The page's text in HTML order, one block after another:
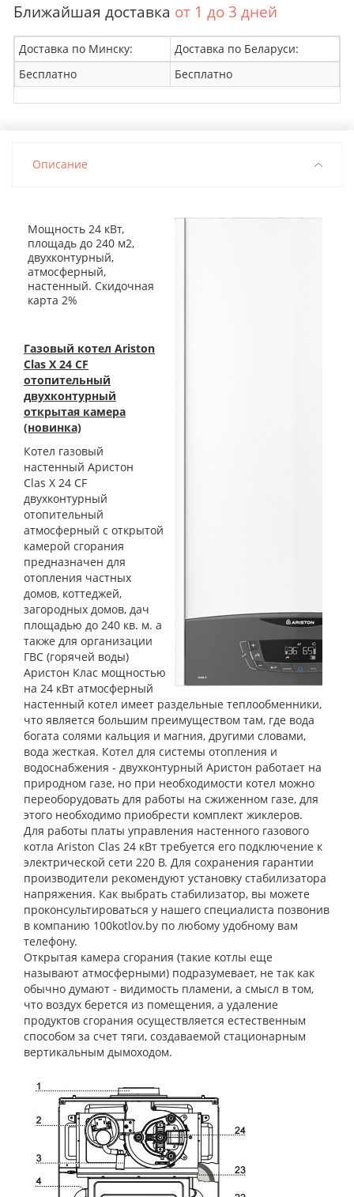
Ближайшая доставка от 1 до 3 дней
Доставка по Минску:
Доставка по Беларуси:
Бесплатно
Бесплатно
Описание
Мощность 24 кВт,
площадь до 240 м2,
двухконтурный,
атмосферный,
настенный. Скидочная
карта 2%
Газовый котел Ariston
Clas X 24 CF
отопительный
двухконтурный
открытая камера
(новинка)
Котел газовый
настенный Аристон
Clas X 24 СF
двухконтурный
отопительный
атмосферный с открытой
камерой сгорания
предназначен для
отопления частных
домов, коттеджей,
загородных домов, дач
площадью до 240 кв. м. а
также для организации
ГВС (горячей воды)
Аристон Клас мощностью
на 24 кВт атмосферный
настенный котел имеет раздельные теплообменники,
что является большим преимуществом там, где вода
богата солями кальция и магния, другими словами,
вода жесткая. Котел для системы отопления и
водоснабжения - двухконтурный Аристон работает на
природном газе, но при необходимости котел можно
переоборудовать для работы на сжиженном газе, для
этого необходимо приобрести комплект жиклеров.
Для работы платы управления настенного газового
котла Ariston Clas 24 кВт требуется его подключение к
электрической сети 220 В. Для сохранения гарантии
производители рекомендуют установку стабилизатора
напряжения. Как выбрать стабилизатор, вы можете
проконсультироваться у нашего специалиста позвонив
в компанию 100kotlov.by по любому удобному вам
телефону.
Открытая камера сгорания (такие котлы еще
называют атмосферными) подразумевает, не так как
обычно думают - видимость пламени, а смысл в том,
что воздух берется из помещения, а удаление
продуктов сгорания осуществляется естественным
способом за счет тяги, создаваемой стационарным
вертикальным дымоходом.